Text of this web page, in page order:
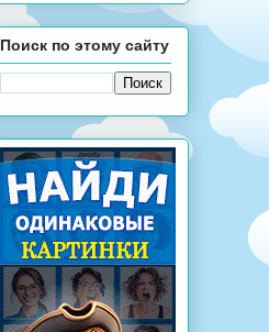
Поиск по этому сайту